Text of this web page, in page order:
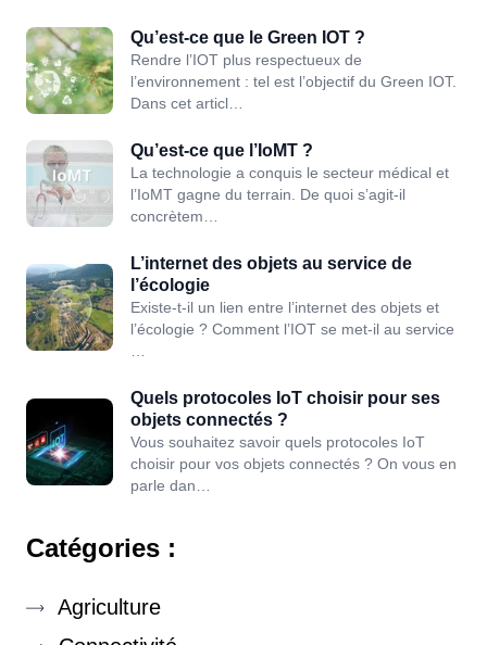
Qu’est-ce que le Green IOT ?
Rendre l’IOT plus respectueux de
l’environnement : tel est l’objectif du Green IOT.
Dans cet articl…
Qu’est-ce que l’IoMT ?
La technologie a conquis le secteur médical et
l’IoMT gagne du terrain. De quoi s’agit-il
concrètem…
L’internet des objets au service de
l’écologie
Existe-t-il un lien entre l’internet des objets et
l’écologie ? Comment l’IOT se met-il au service
Quels protocoles IoT choisir pour ses
objets connectés ?
Vous souhaitez savoir quels protocoles IoT
choisir pour vos objets connectés ? On vous en
parle dan…
Catégories :
Agriculture